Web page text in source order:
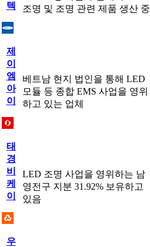
텍
조명 및 조명 관련 제품 생산 중
제
이
엠
아
이
베트남 현지 법인을 통해 LED
모듈 등 종합 EMS 사업을 영위
하고 있는 업체
태
경
비
케
이
LED 조명 사업을 영위하는 남
영전구 지분 31.92% 보유하고
있음
우